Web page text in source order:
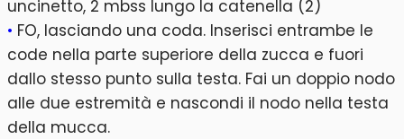
uncinetto, 2 mbss lungo la catenella (2)
• FO, lasciando una coda. Inserisci entrambe le
code nella parte superiore della zucca e fuori
dallo stesso punto sulla testa. Fai un doppio nodo
alle due estremità e nascondi il nodo nella testa
della mucca.